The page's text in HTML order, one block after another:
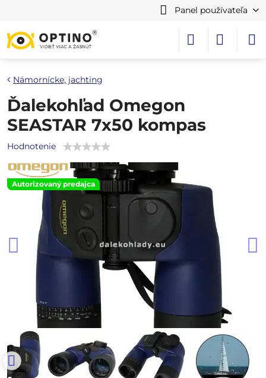
Panel používateľa
Autorizovaný predajca
Námornícke, jachting
Ďalekohľad Omegon
SEASTAR 7x50 kompas
Hodnotenie